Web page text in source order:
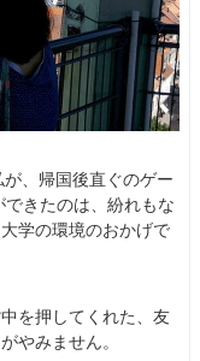
、帰国後直ぐのゲー
きたのは、紛れもな
学の環境のおかげで
を押してくれた、友
やみません。